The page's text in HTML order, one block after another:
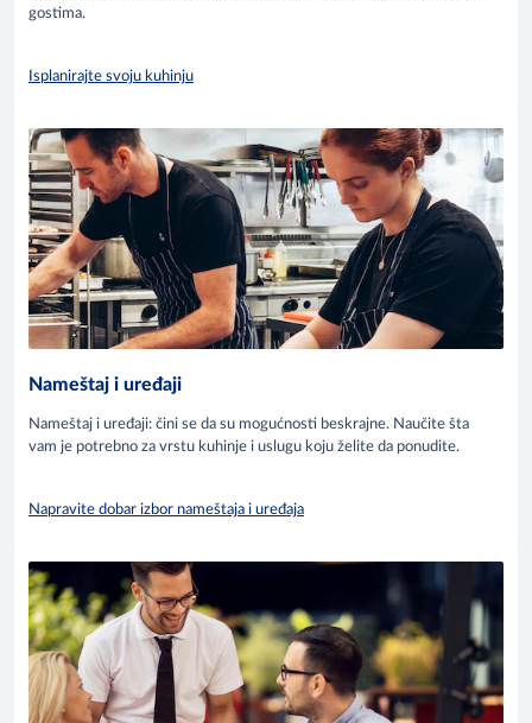
gostima.
Isplanirajte svoju kuhinju
Nameštaj i uređaji
Nameštaj i uređaji: čini se da su mogućnosti beskrajne. Naučite šta
vam je potrebno za vrstu kuhinje i uslugu koju želite da ponudite.
Napravite dobar izbor nameštaja i uređaja